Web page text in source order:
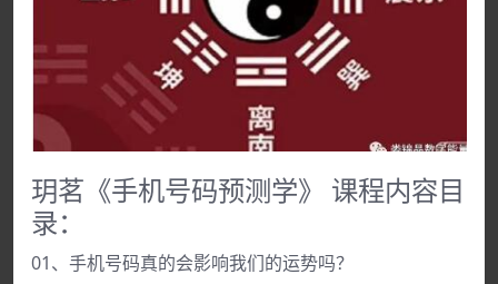
玥茗《手机号码预测学》 课程内容目
录：
01、手机号码真的会影响我们的运势吗？